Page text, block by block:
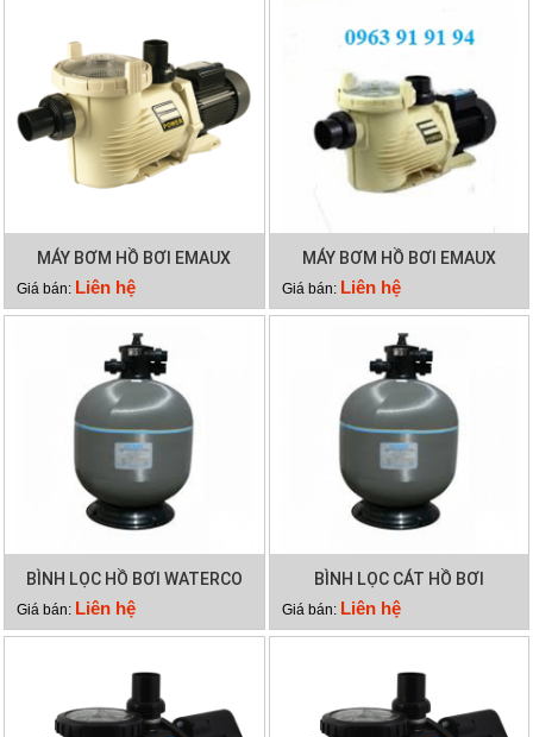
MÁY BƠM HỒ BƠI EMAUX
EPH300
Giá bán: Liên hệ
MÁY BƠM HỒ BƠI EMAUX
EPH200
Giá bán: Liên hệ
BÌNH LỌC HỒ BƠI WATERCO
S600
Giá bán: Liên hệ
BÌNH LỌC CÁT HỒ BƠI
WATERCO S500
Giá bán: Liên hệ